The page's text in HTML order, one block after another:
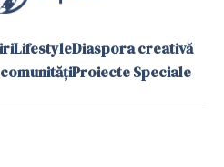
LifestyleDiaspora creativă
Proiecte Speciale